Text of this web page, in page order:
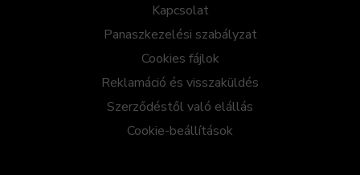
Kapcsolat
Panaszkezelési szabályzat
Cookies fájlok
Reklamáció és visszaküldés
Szerződéstől való elállás
Cookie-beállítások